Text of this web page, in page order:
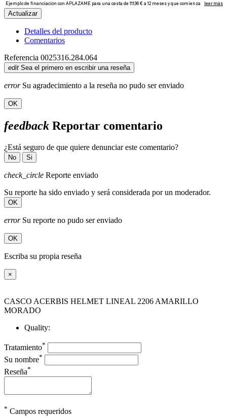
Detalles del producto
Comentarios
Referencia 0025316.284.064
edit Sea el primero en escribir una reseña
errorSu agradecimiento a la reseña no pudo ser enviado
OK
feedback Reportar comentario
¿Está seguro de que quiere denunciar este comentario?
No Si
check_circle Reporte enviado
Su reporte ha sido enviado y será considerada por un moderador.
OK
errorSu reporte no pudo ser enviado
OK
Escriba su propia reseña
×
CASCO ACERBIS HELMET LINEAL 2206 AMARILLO
MORADO
Quality:
Tratamiento*
Su nombre*
Reseña*
* Campos requeridos